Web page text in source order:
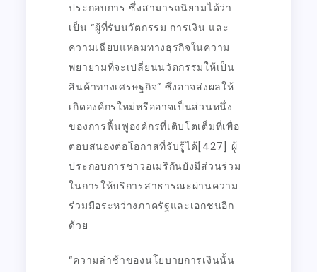
ประกอบการ ซึ่งสามารถนิยามได้ว่า
เป็น “ผู้ที่รับนวัตกรรม การเงิน และ
ความเฉียบแหลมทางธุรกิจในความ
พยายามที่จะเปลี่ยนนวัตกรรมให้เป็น
สินค้าทางเศรษฐกิจ” ซึ่งอาจส่งผลให้
เกิดองค์กรใหม่หรืออาจเป็นส่วนหนึ่ง
ของการฟื้นฟูองค์กรที่เติบโตเต็มที่เพื่อ
ตอบสนองต่อโอกาสที่รับรู้ได้[427] ผู้
ประกอบการชาวอเมริกันยังมีส่วนร่วม
ในการให้บริการสาธารณะผ่านความ
ร่วมมือระหว่างภาครัฐและเอกชนอีก
ด้วย
“ความล่าช้าของนโยบายการเงินนั้น